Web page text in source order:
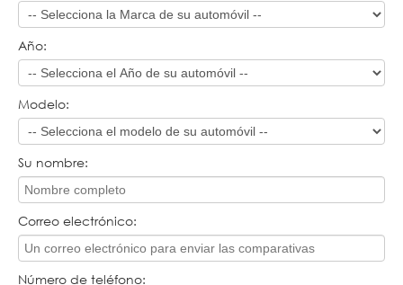
Año:
Modelo:
Su nombre:
Correo electrónico:
Número de teléfono: